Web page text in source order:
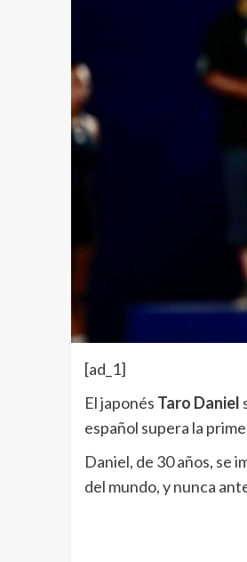
[ad_1]
El japonés Taro Daniel
español supera la
Daniel, de 30 años, se
del mundo, y nunca